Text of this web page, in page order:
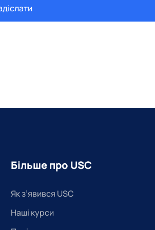
Більше про USC
Як з’явився USC
Наші курси